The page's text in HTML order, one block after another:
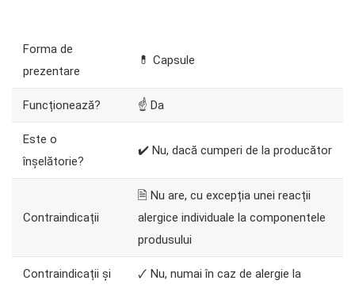
Forma de
prezentare
💊 Capsule
Funcționează? ☝ Da
Este o
înșelătorie?
✔️ Nu, dacă cumperi de la producător
Contraindicații
🗎 Nu are, cu excepția unei reacții
alergice individuale la componentele
produsului
Contraindicații și
🗸 Nu, numai în caz de alergie la